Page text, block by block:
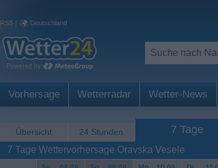
RSS | Deutschland
Vorhersage Wetterradar Wetter-News
Übersicht 24 Stunden 7 Tage
7 Tage Wettervorhersage Oravska Vesele